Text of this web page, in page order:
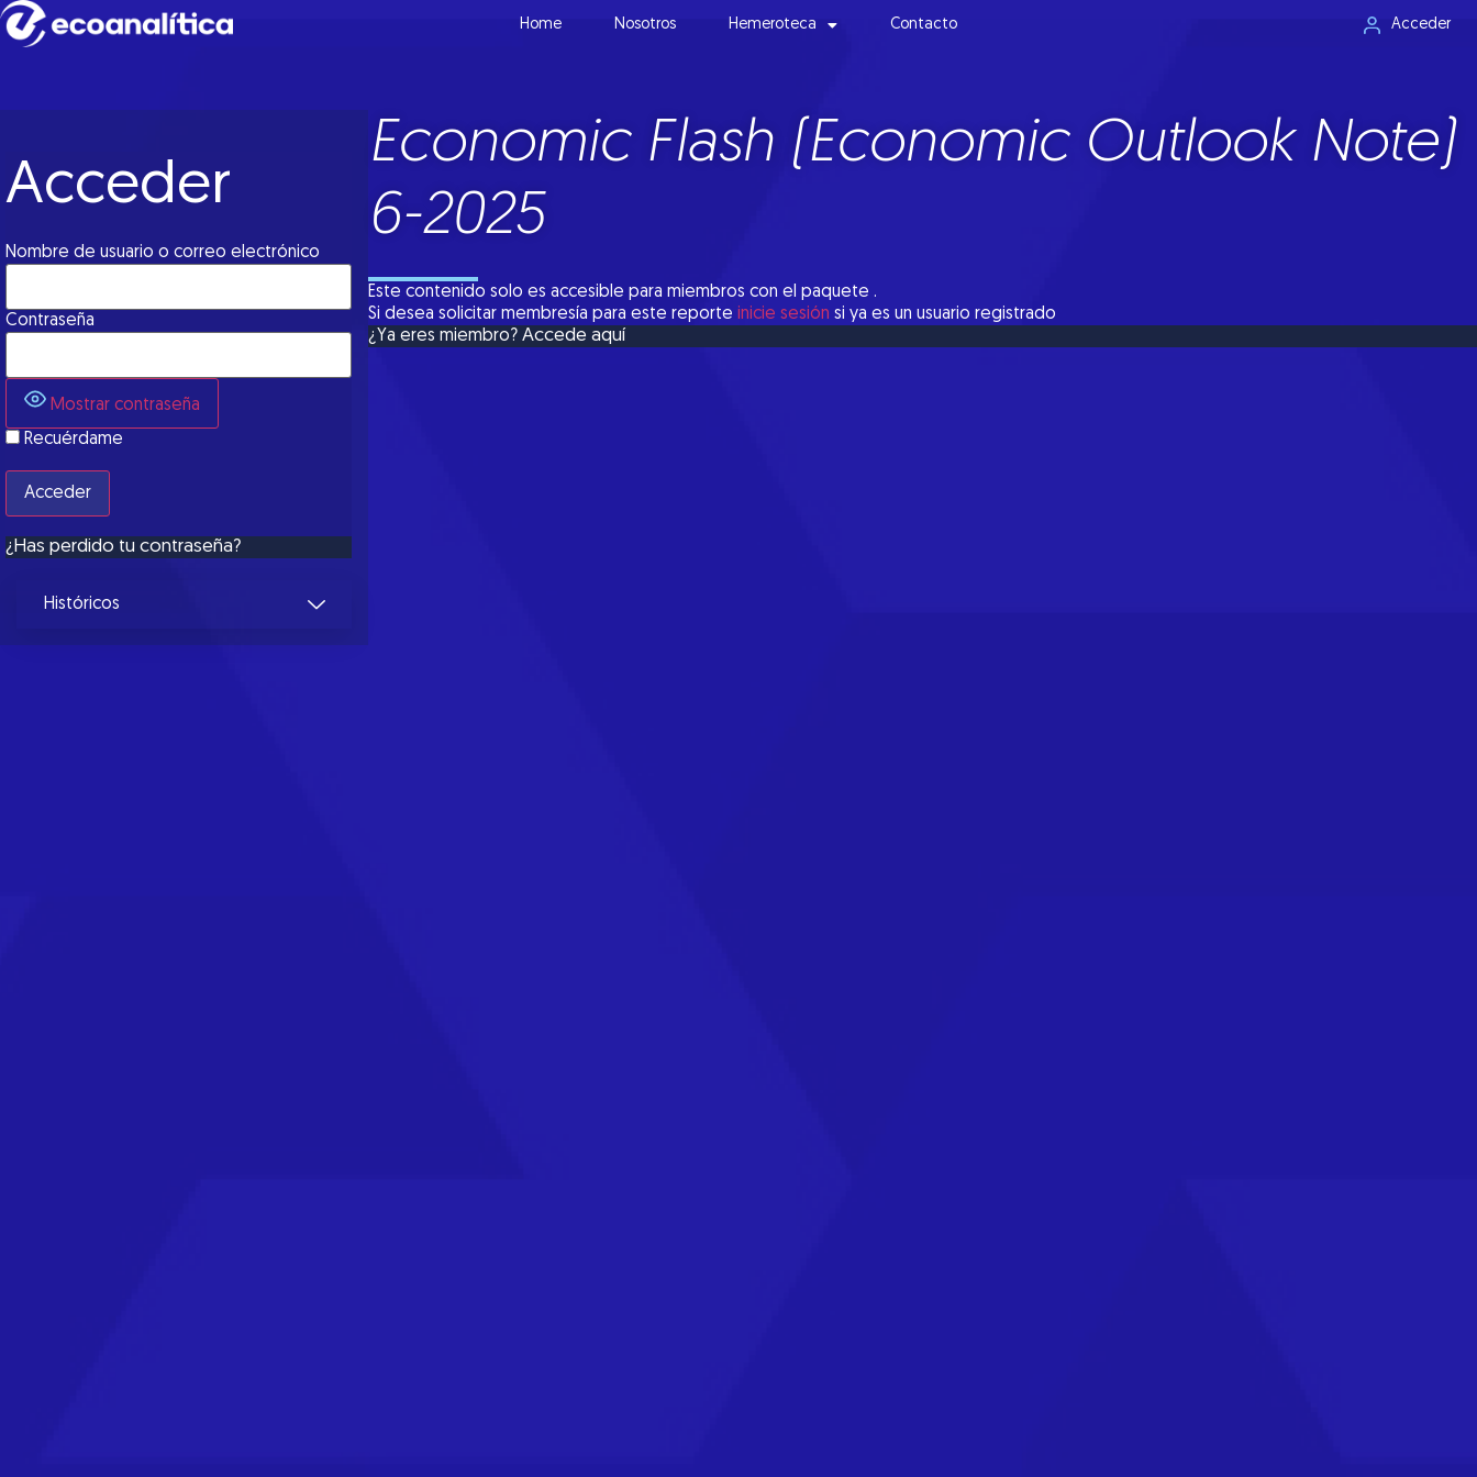
Home Nosotros Hemeroteca Contacto Acceder
Acceder
Nombre de usuario o correo electrónico
Contraseña
Mostrar contraseña
Recuérdame
¿Has perdido tu contraseña?
Históricos
Economic Flash (Economic Outlook Note)
6-2025
Este contenido solo es accesible para miembros con el paquete .
Si desea solicitar membresía para este reporteinicie sesión si ya es un usuario registrado
¿Ya eres miembro?Accede aquí